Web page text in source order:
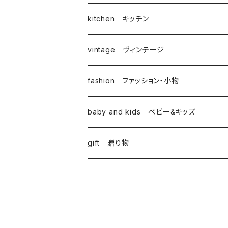
kitchen キッチン
vintage ヴィンテージ
fashion ファッション・小物
baby and kids ベビー&キッズ
gift 贈り物